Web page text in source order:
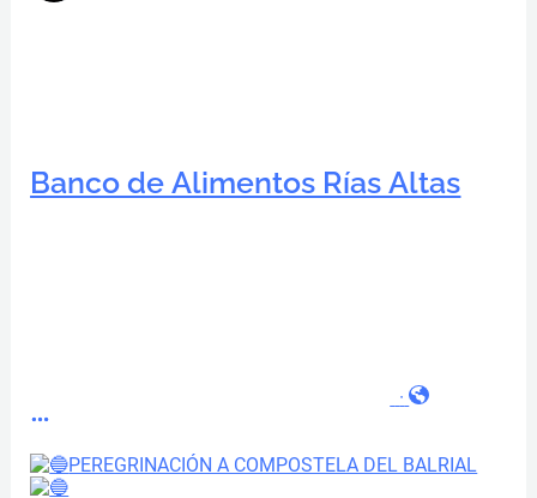
Banco de Alimentos Rías Altas
·
PEREGRINACIÓN A COMPOSTELA DEL BALRIAL